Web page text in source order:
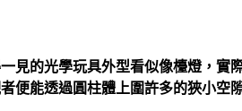
見的光學玩具外型看似像檯燈，
便能透過圓柱體上圍許多的狹小空